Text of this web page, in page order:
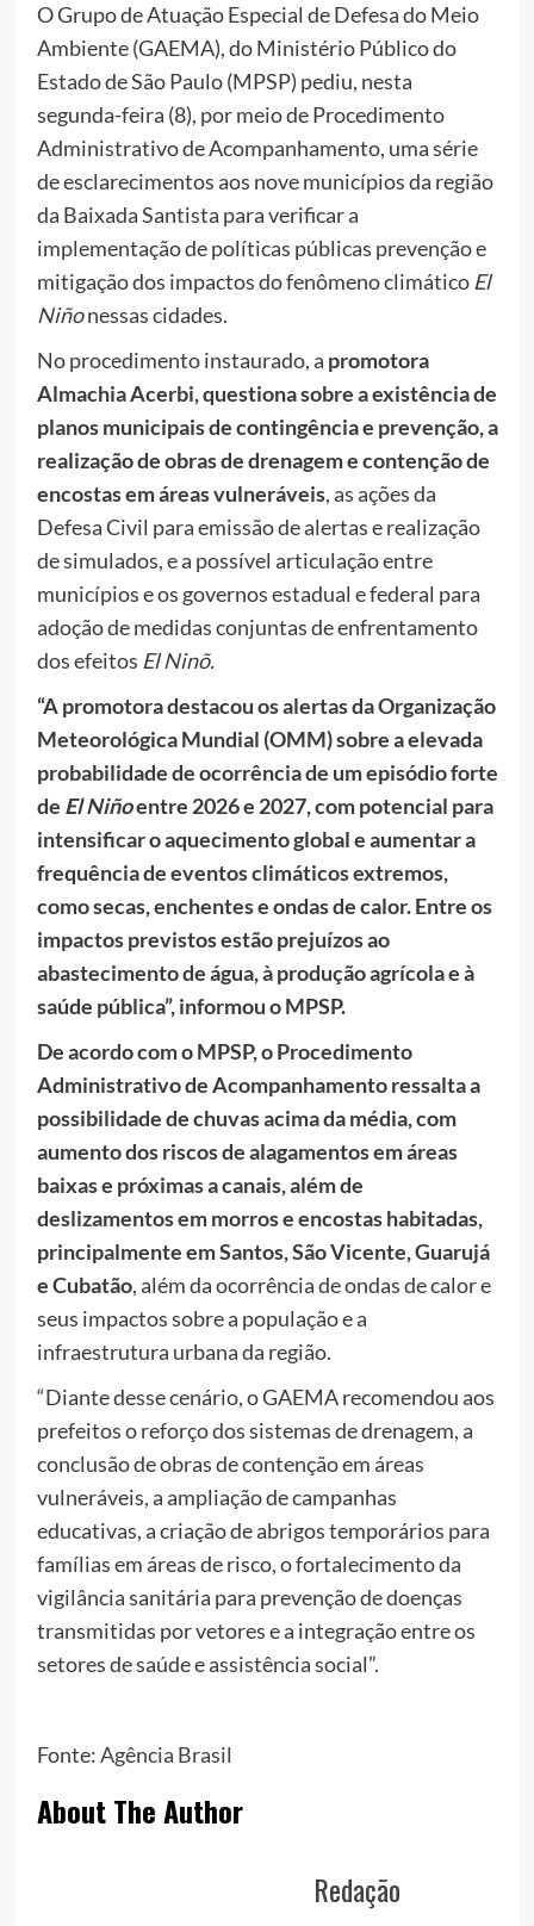
O Grupo de Atuação Especial de Defesa do Meio
Ambiente (GAEMA), do Ministério Público do
Estado de São Paulo (MPSP) pediu, nesta
segunda-feira (8), por meio de Procedimento
Administrativo de Acompanhamento, uma série
de esclarecimentos aos nove municípios da região
da Baixada Santista para verificar a
implementação de políticas públicas prevenção e
mitigação dos impactos do fenômeno climático El
Niñonessas cidades.
No procedimento instaurado, a promotora
Almachia Acerbi, questiona sobre a existência de
planos municipais de contingência e prevenção, a
realização de obras de drenagem e contenção de
encostas em áreas vulneráveis, as ações da
Defesa Civil para emissão de alertas e realização
de simulados, e a possível articulação entre
municípios e os governos estadual e federal para
adoção de medidas conjuntas de enfrentamento
dos efeitos El Ninõ.
“A promotora destacou os alertas da Organização
Meteorológica Mundial (OMM) sobre a elevada
probabilidade de ocorrência de um episódio forte
de El Niñoentre 2026 e 2027, com potencial para
intensificar o aquecimento global e aumentar a
frequência de eventos climáticos extremos,
como secas, enchentes e ondas de calor. Entre os
impactos previstos estão prejuízos ao
abastecimento de água, à produção agrícola e à
saúde pública”, informou o MPSP.
De acordo com o MPSP, o Procedimento
Administrativo de Acompanhamento ressalta a
possibilidade de chuvas acima da média, com
aumento dos riscos de alagamentos em áreas
baixas e próximas a canais, além de
deslizamentos em morros e encostas habitadas,
principalmente em Santos, São Vicente, Guarujá
e Cubatão, além da ocorrência de ondas de calor e
seus impactos sobre a população e a
infraestrutura urbana da região.
“Diante desse cenário, o GAEMA recomendou aos
prefeitos o reforço dos sistemas de drenagem, a
conclusão de obras de contenção em áreas
vulneráveis, a ampliação de campanhas
educativas, a criação de abrigos temporários para
famílias em áreas de risco, o fortalecimento da
vigilância sanitária para prevenção de doenças
transmitidas por vetores e a integração entre os
setores de saúde e assistência social”.
Fonte:Agência Brasil
About The Author
Redação